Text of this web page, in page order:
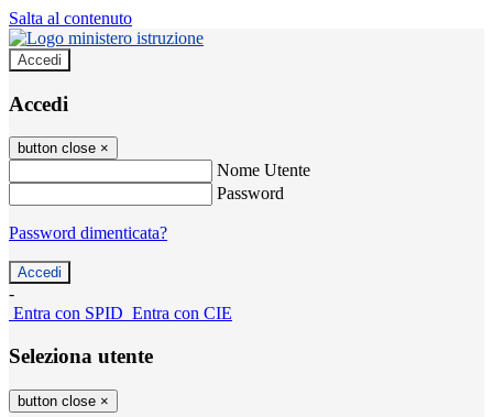
Salta al contenuto
Accedi
Accedi
button close ×
Nome Utente
Password
Password dimenticata?
-
Entra con SPID Entra con CIE
Seleziona utente
button close ×